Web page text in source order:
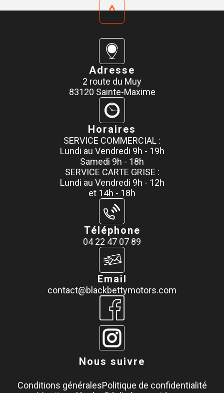
^
Adresse
2 route du Muy
83120 Sainte-Maxime
Horaires
SERVICE COMMERCIAL :
Lundi au Vendredi 9h - 19h
Samedi 9h - 18h
SERVICE CARTE GRISE :
Lundi au Vendredi 9h - 12h
et 14h - 18h
Téléphone
04 22 47 07 89
Email
contact@blackbettymotors.com
Nous suivre
Conditions généralesPolitique de confidentialité